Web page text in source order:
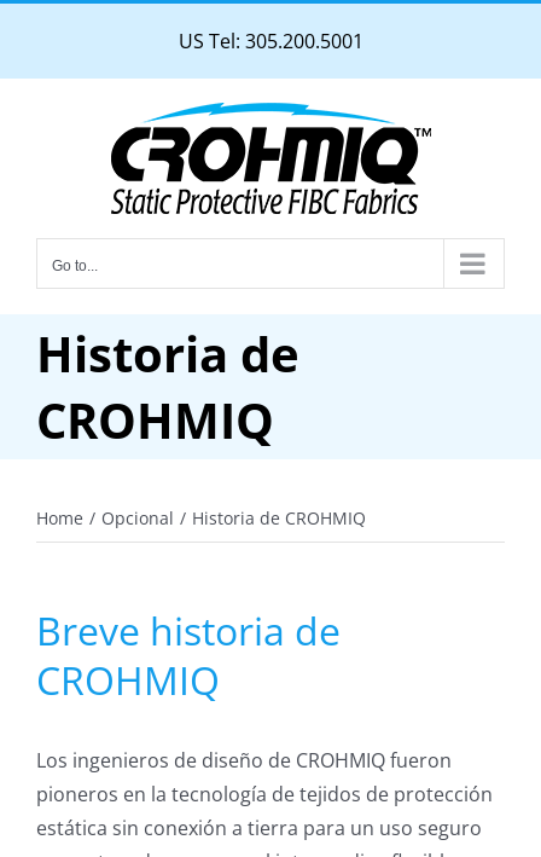
content
US Tel: 305.200.5001
Go to...
Historia de
CROHMIQ
Home Opcional Historia de CROHMIQ
Breve historia de
CROHMIQ
Los ingenieros de diseño de CROHMIQ fueron
pioneros en la tecnología de tejidos de protección
estática sin conexión a tierra para un uso seguro